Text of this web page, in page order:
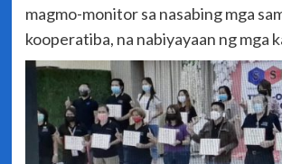
magmo-monitor sa nasabing mga
kooperatiba, na nabiyayaan ng mga